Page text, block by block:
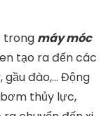
trong máy móc
tạo ra đến các
gầu đào,… Động
thủy lực,